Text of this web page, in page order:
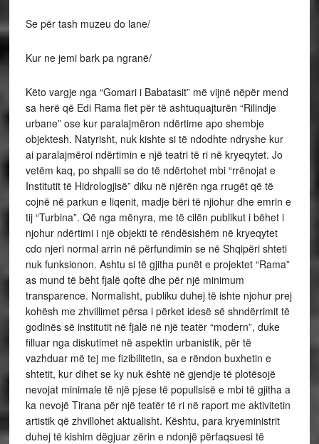
Se për tash muzeu do lane/
Kur ne jemi bark pa ngranë/
Këto vargje nga “Gomari i Babatasit” më vijnë nëpër mend
sa herë që Edi Rama flet për të ashtuquajturën “Rilindje
urbane” ose kur paralajmëron ndërtime apo shembje
objektesh. Natyrisht, nuk kishte si të ndodhte ndryshe kur
ai paralajmëroi ndërtimin e një teatri të ri në kryeqytet. Jo
vetëm kaq, po shpalli se do të ndërtohet mbi “rrënojat e
Institutit të Hidrologjisë” diku në njërën nga rrugët që të
cojnë në parkun e liqenit, madje bëri të njiohur dhe emrin e
tij “Turbina”. Që nga mënyra, me të cilën publikut i bëhet i
njohur ndërtimi i një objekti të rëndësishëm në kryeqytet
cdo njeri normal arrin në përfundimin se në Shqipëri shteti
nuk funksionon. Ashtu si të gjitha punët e projektet “Rama”
as mund të bëht fjalë qoftë dhe për një minimum
transparence. Normalisht, publiku duhej të ishte njohur prej
kohësh me zhvillimet përsa i përket idesë së shndërrimit të
godinës së institutit në fjalë në një teatër “modern”, duke
filluar nga diskutimet në aspektin urbanistik, për të
vazhduar më tej me fizibilitetin, sa e rëndon buxhetin e
shtetit, kur dihet se ky nuk është në gjendje të plotësojë
nevojat minimale të një pjese të popullsisë e mbi të gjitha a
ka nevojë Tirana për një teatër të ri në raport me aktivitetin
artistik që zhvillohet aktualisht. Kështu, para kryeministrit
duhej të kishim dëgjuar zërin e ndonjë përfaqsuesi të